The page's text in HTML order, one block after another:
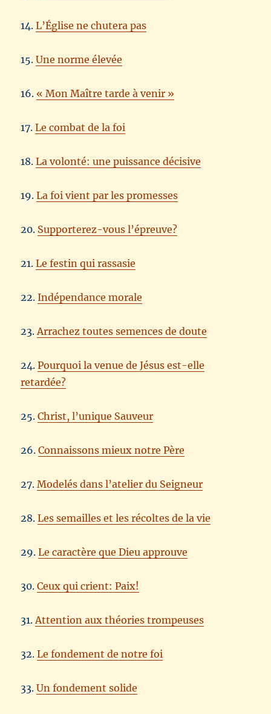
14.L’Église ne chutera pas
15.Une norme élevée
16. « Mon Maître tarde à venir »
17.Le combat de la foi
18.La volonté: une puissance décisive
19.La foi vient par les promesses
20. Supporterez-vous l’épreuve?
21.Le festin qui rassasie
22.Indépendance morale
23. Arrachez toutes semences de doute
24.Pourquoi la venue de Jésus est-elle
retardée?
25.Christ, l’unique Sauveur
26.Connaissons mieux notre Père
27.Modelés dans l’atelier du Seigneur
28.Les semailles et les récoltes de la vie
29.Le caractère que Dieu approuve
30.Ceux qui crient: Paix!
31. Attention aux théories trompeuses
32.Le fondement de notre foi
33.Un fondement solide